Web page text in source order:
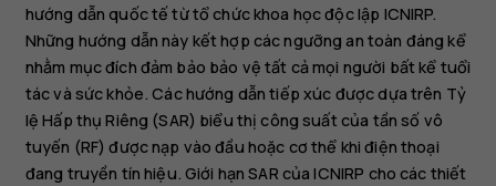
hướng dẫn quốc tế từ tổ chức khoa học độc lập ICNIRP.
Những hướng dẫn này kết hợp các ngưỡng an toàn đáng kể
nhằm mục đích đảm bảo bảo vệ tất cả mọi người bất kể tuổi
tác và sức khỏe. Các hướng dẫn tiếp xúc được dựa trên Tỷ
lệ Hấp thụ Riêng (SAR) biểu thị công suất của tần số vô
tuyến (RF) được nạp vào đầu hoặc cơ thể khi điện thoại
đang truyền tín hiệu. Giới hạn SAR của ICNIRP cho các thiết